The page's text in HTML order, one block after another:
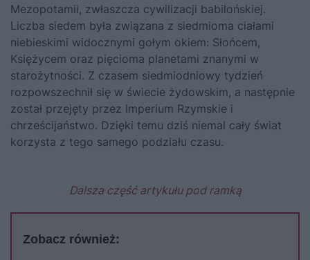
Mezopotamii, zwłaszcza cywilizacji babilońskiej.
Liczba siedem była związana z siedmioma ciałami
niebieskimi widocznymi gołym okiem: Słońcem,
Księżycem oraz pięcioma planetami znanymi w
starożytności. Z czasem siedmiodniowy tydzień
rozpowszechnił się w świecie żydowskim, a następnie
został przejęty przez Imperium Rzymskie i
chrześcijaństwo. Dzięki temu dziś niemal cały świat
korzysta z tego samego podziału czasu.
Dalsza część artykułu pod ramką
Zobacz również: